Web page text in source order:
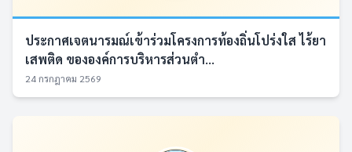
ประกาศเจตนารมณ์เข้าร่วมโครงการท้องถิ่นโปร่งใส ไร้ยา
เสพติด ขององค์การบริหารส่วนตำ...
24 กรกฎาคม 2569